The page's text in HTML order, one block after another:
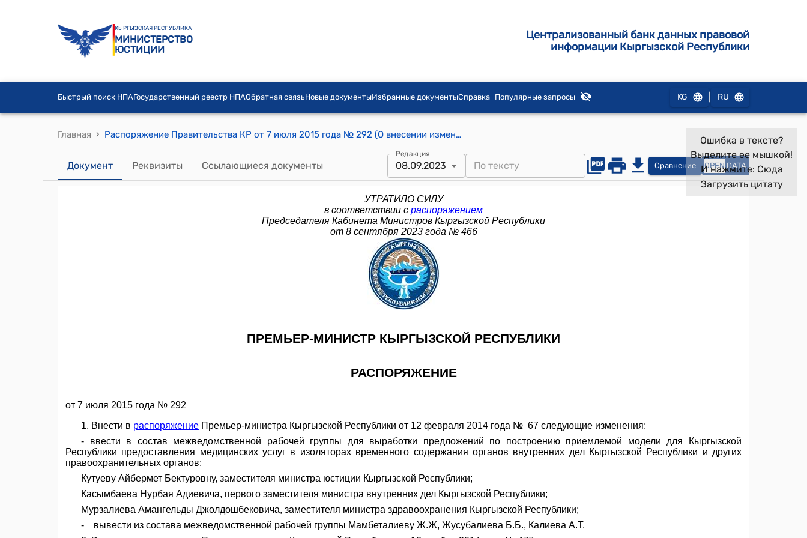
КЫРГЫЗСКАЯ РЕСПУБЛИКА
МИНИСТЕРСТВО
ЮСТИЦИИ
Централизованный банк данных правовой
информации Кыргызской Республики
Быстрый поиск НПАГосударственный реестр НПАОбратная связьНовые документыИзбранные документыСправка Популярные запросы KG RU
Главная › Распоряжение Правительства КР от 7 июля 2015 года № 292 (О внесении изменений в распоряжение Премьер-министра Кыргызской Республики от 12 февраля 2014 года № 67, в распоряжение Премьер-министра Кыргызской Республики от 12 ноября 2014 года № 477)
Документ Реквизиты Ссылающиеся документы
Редакция
08.09.2023 Сравнение OPEN DATA
Ошибка в тексте?
Выделите ее мышкой!
И нажмите: Сюда
Загрузить цитату